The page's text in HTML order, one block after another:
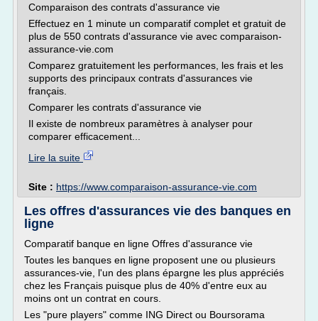
Comparaison des contrats d'assurance vie
Effectuez en 1 minute un comparatif complet et gratuit de
plus de 550 contrats d'assurance vie avec comparaison-
assurance-vie.com
Comparez gratuitement les performances, les frais et les
supports des principaux contrats d'assurances vie
français.
Comparer les contrats d'assurance vie
Il existe de nombreux paramètres à analyser pour
comparer efficacement...
Lire la suite
Site : https://www.comparaison-assurance-vie.com
Les offres d'assurances vie des banques en
ligne
Comparatif banque en ligne Offres d'assurance vie
Toutes les banques en ligne proposent une ou plusieurs
assurances-vie, l'un des plans épargne les plus appréciés
chez les Français puisque plus de 40% d'entre eux au
moins ont un contrat en cours.
Les "pure players" comme ING Direct ou Boursorama